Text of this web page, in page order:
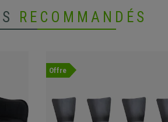
RECOMMANDÉS
Offre